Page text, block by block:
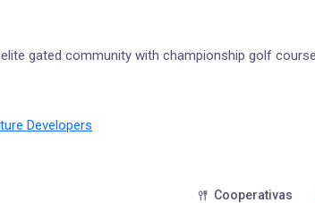
gated community with championship golf
Developers
Cooperativas